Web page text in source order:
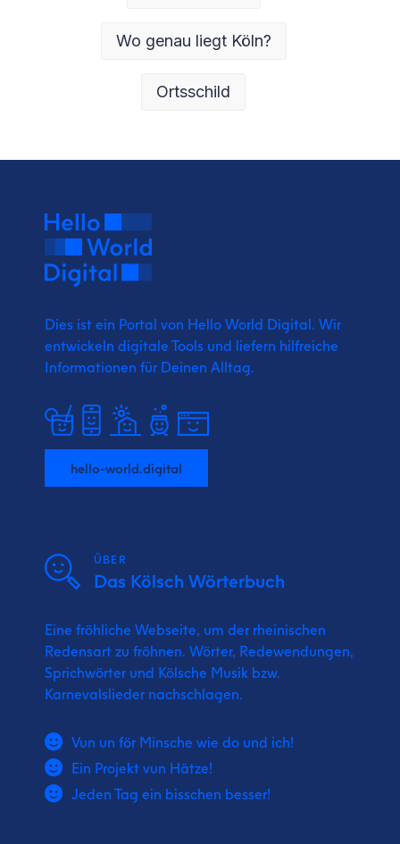
Wo genau liegt Köln?
Ortsschild
Dies ist ein Portal von Hello World Digital. Wir
entwickeln digitale Tools und liefern hilfreiche
Informationen für Deinen Alltag.
hello-world.digital
ÜBER
Das Kölsch Wörterbuch
Eine fröhliche Webseite, um der rheinischen
Redensart zu fröhnen. Wörter, Redewendungen,
Sprichwörter und Kölsche Musik bzw.
Karnevalslieder nachschlagen.
Vun un för Minsche wie do und ich!
Ein Projekt vun Hätze!
Jeden Tag ein bisschen besser!